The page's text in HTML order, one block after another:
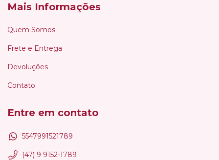
Mais Informações
Quem Somos
Frete e Entrega
Devoluções
Contato
Entre em contato
5547991521789
(47) 9 9152-1789